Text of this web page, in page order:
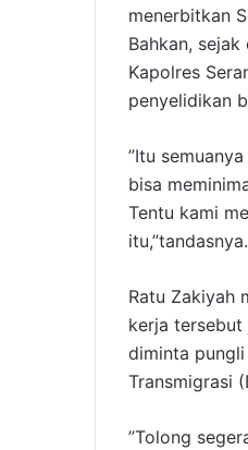
menerbitkan
Bahkan,
Kapolres
penyelidikan
”Itu
bisa
Tentu kami
itu,”tandasnya.
Ratu Zakiyah
kerja tersebut
diminta
Transmigrasi
”Tolong